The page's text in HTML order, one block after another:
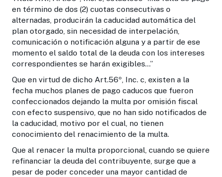
en término de dos (2) cuotas consecutivas o
alternadas, producirán la caducidad automática del
plan otorgado, sin necesidad de interpelación,
comunicación o notificación alguna y a partir de ese
momento el saldo total de la deuda con los intereses
correspondientes se harán exigibles...”
Que en virtud de dicho Art.56º, Inc. c, existen a la
fecha muchos planes de pago caducos que fueron
confeccionados dejando la multa por omisión fiscal
con efecto suspensivo, que no han sido notificados de
la caducidad, motivo por el cual, no tienen
conocimiento del renacimiento de la multa.
Que al renacer la multa proporcional, cuando se quiere
refinanciar la deuda del contribuyente, surge que a
pesar de poder conceder una mayor cantidad de